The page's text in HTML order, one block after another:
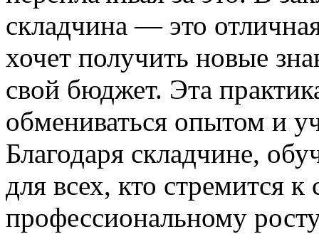
складчина — это
хочет получить новые
свой бюджет. Эта
обмениваться опытом и
Благодаря складчине,
для всех, кто стремится
профессиональному